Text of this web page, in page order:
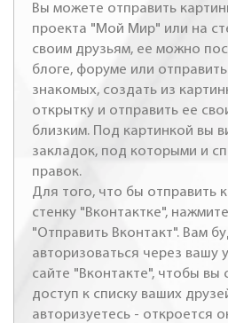
Вы можете отправить
проекта "Мой Мир" или на
своим друзьям, ее можно
блоге, форуме или
знакомых, создать из
открытку и отправить ее
близким. Под картинкой вы
закладок, под которыми и
правок.
Для того, что бы отправить
стенку "Вконтактке",
"Отправить Вконтакт". Вам
авторизоваться через вашу
сайте "Вконтакте", чтобы вы
доступ к списку ваших
авторизуетесь - откроется